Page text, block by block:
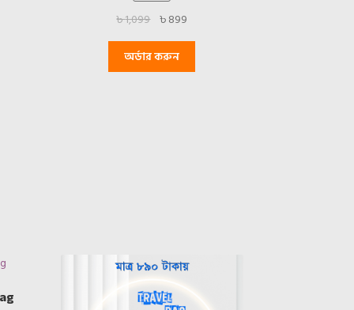
৳1,099 Original
was:
৳ 1,099.
৳899
৳ 899.
অর্ডার করুন